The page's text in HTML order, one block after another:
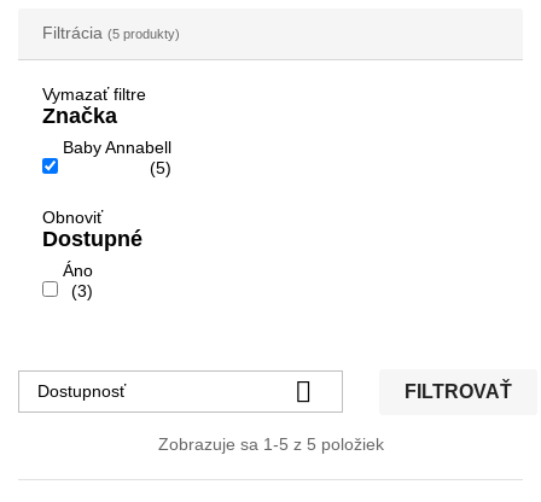
Filtrácia (5 produkty)
Vymazať filtre
Značka
Baby Annabell
(5)
Obnoviť
Dostupné
Áno
(3)
Dostupnosť  FILTROVAŤ
Zobrazuje sa 1-5 z 5 položiek